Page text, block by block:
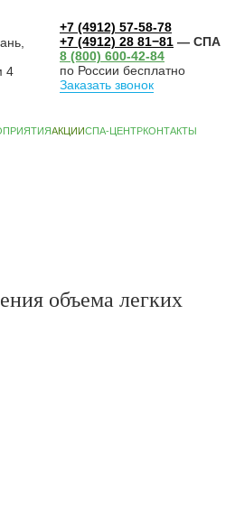
4
+7 (4912) 57-58-78
+7 (4912) 28 81−81 — СПА
8 (800) 600-42-84
по России бесплатно
Заказать звонок
объема легких